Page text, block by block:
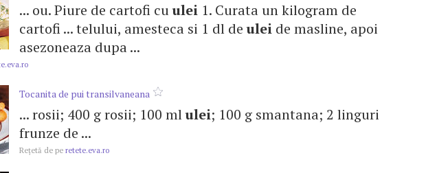
... ou. Piure de cartofi cuulei 1. Curata un kilogram de
cartofi ... telului, amesteca si 1 dl deulei de masline, apoi
asezoneaza dupa ...
Tocanita de pui transilvaneana
... rosii; 400 g rosii; 100 mlulei; 100 g smantana; 2 linguri
frunze de ...
Reţetă de pe retete.eva.ro